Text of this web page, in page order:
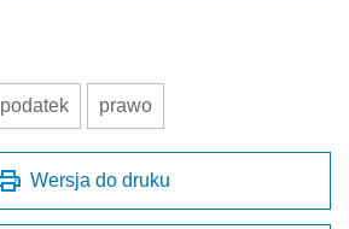
podatek prawo
Wersja do druku